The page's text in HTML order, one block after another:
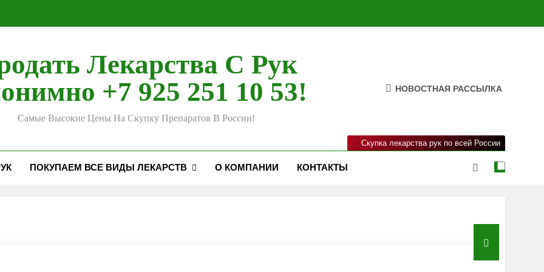
Лекарства С Рук
+7 925 251 10 53!
Самые Высокие Цены На Скупку Препаратов В России!
НОВОСТНАЯ РАССЫЛКА
ПОКУПАЕМ ВСЕ ВИДЫ ЛЕКАРСТВ О КОМПАНИИ КОНТАКТЫ
Скупка лекарства рук по всей России